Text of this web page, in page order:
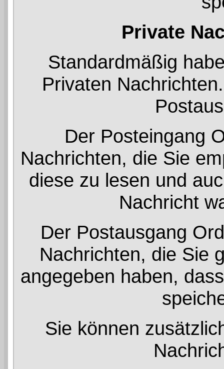
Private
Standardmäßig
Privaten
Der Posteingang
Nachrichten, die Sie
diese zu lesen und
Nachricht
Der Postausgang
Nachrichten, die Sie
angegeben haben,
Sie können